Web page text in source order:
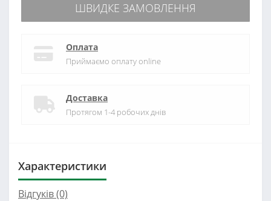
ШВИДКЕ ЗАМОВЛЕННЯ
Оплата
Приймаємо оплату online
Доставка
Протягом 1-4 робочих днів
Характеристики
Відгуків (0)